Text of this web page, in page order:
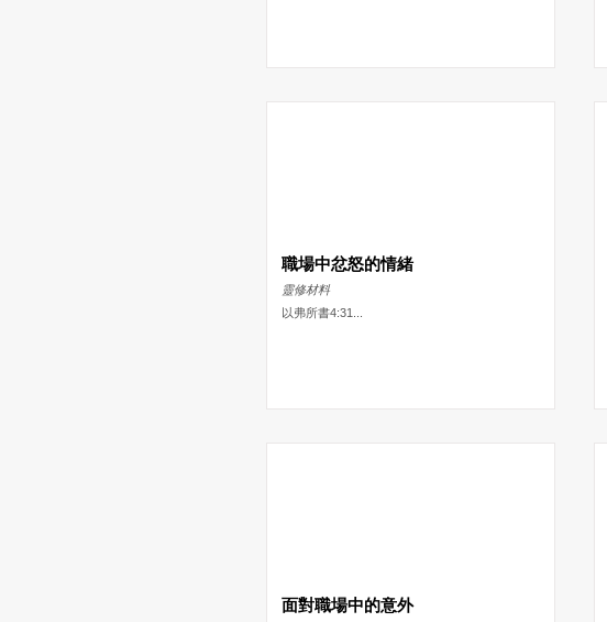
職場中忿怒的情緒
靈修材料
以弗所書4:31...
面對職場中的意外